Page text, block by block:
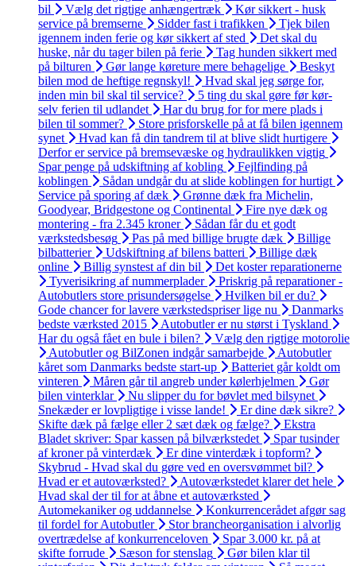
bil
Vælg det rigtige anhængertræk
Kør sikkert - husk
service på bremserne
Sidder fast i trafikken
Tjek bilen
igennem inden ferie og kør sikkert af sted
Det skal du
huske, når du tager bilen på ferie
Tag hunden sikkert med
på bilturen
Gør lange køreture mere behagelige
Beskyt
bilen mod de heftige regnskyl!
Hvad skal jeg sørge for,
inden min bil skal til service?
5 ting du skal gøre før kør-
selv ferien til udlandet
Har du brug for for mere plads i
bilen til sommer?
Store prisforskelle på at få bilen igennem
synet
Hvad kan få din tandrem til at blive slidt hurtigere
Derfor er service på bremsevæske og hydraulikken vigtig
Spar penge på udskiftning af kobling
Fejlfinding på
koblingen
Sådan undgår du at slide koblingen for hurtigt
Service på sporing af dæk
Grønne dæk fra Michelin,
Goodyear, Bridgestone og Continental
Fire nye dæk og
montering - fra 2.345 kroner
Sådan får du et godt
værkstedsbesøg
Pas på med billige brugte dæk
Billige
bilbatterier
Udskiftning af bilens batteri
Billige dæk
online
Billig synstest af din bil
Det koster reparationerne
Tyverisikring af nummerplader
Priskrig på reparationer -
Autobutlers store prisundersøgelse
Hvilken bil er du?
Gode chancer for lavere værkstedspriser lige nu
Danmarks
bedste værksted 2015
Autobutler er nu størst i Tyskland
Har du også fået en bule i bilen?
Vælg den rigtige motorolie
Autobutler og BilZonen indgår samarbejde
Autobutler
kåret som Danmarks bedste start-up
Batteriet går koldt om
vinteren
Måren går til angreb under kølerhjelmen
Gør
bilen vinterklar
Nu slipper du for bøvlet med bilsynet
Snekæder er lovpligtige i visse lande!
Er dine dæk sikre?
Skifte dæk på fælge eller 2 sæt dæk og fælge?
Ekstra
Bladet skriver: Spar kassen på bilværkstedet
Spar tusinder
af kroner på vinterdæk
Er dine vinterdæk i topform?
Skybrud - Hvad skal du gøre ved en oversvømmet bil?
Hvad er et autoværksted?
Autoværkstedet klarer det hele
Hvad skal der til for at åbne et autoværksted
Automekaniker og uddannelse
Konkurrencerådet afgør sag
til fordel for Autobutler
Stor brancheorganisation i alvorlig
overtrædelse af konkurrenceloven
Spar 3.000 kr. på at
skifte forrude
Sæson for stenslag
Gør bilen klar til